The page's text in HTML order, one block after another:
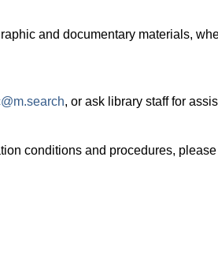
and documentary materials,
, or ask library staff for
conditions and procedures,